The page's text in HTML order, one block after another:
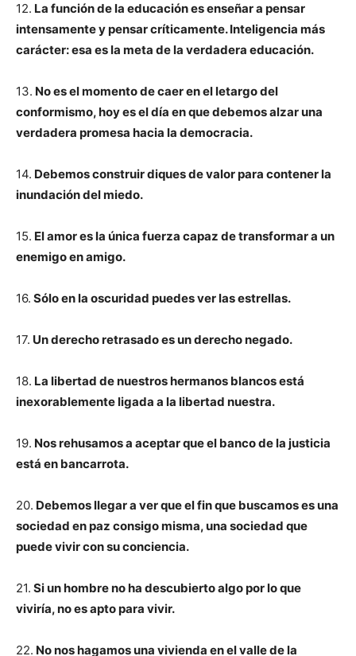
12. La función de la educación es enseñar a pensar
intensamente y pensar críticamente. Inteligencia más
carácter: esa es la meta de la verdadera educación.
13. No es el momento de caer en el letargo del
conformismo, hoy es el día en que debemos alzar una
verdadera promesa hacia la democracia.
14. Debemos construir diques de valor para contener la
inundación del miedo.
15. El amor es la única fuerza capaz de transformar a un
enemigo en amigo.
16. Sólo en la oscuridad puedes ver las estrellas.
17. Un derecho retrasado es un derecho negado.
18. La libertad de nuestros hermanos blancos está
inexorablemente ligada a la libertad nuestra.
19. Nos rehusamos a aceptar que el banco de la justicia
está en bancarrota.
20. Debemos llegar a ver que el fin que buscamos es una
sociedad en paz consigo misma, una sociedad que
puede vivir con su conciencia.
21. Si un hombre no ha descubierto algo por lo que
viviría, no es apto para vivir.
22. No nos hagamos una vivienda en el valle de la